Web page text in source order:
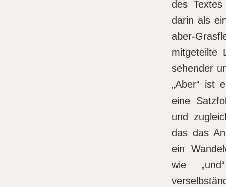
des
darin als
aber-
mitgeteilte
sehender
„Aber“ ist
eine
und
das das
ein
wie